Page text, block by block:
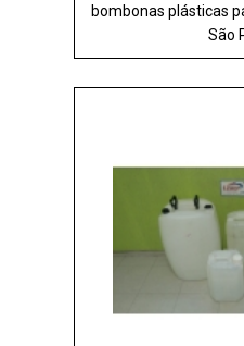
bombonas plásticas
São